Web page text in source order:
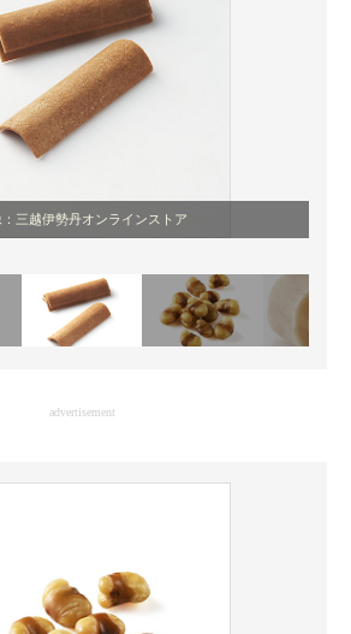
：三越伊勢丹オンラインストア
advertisement